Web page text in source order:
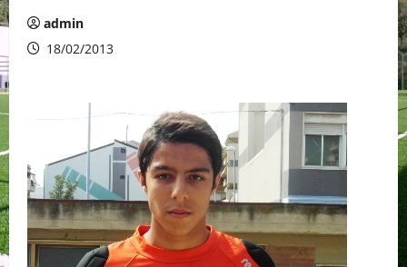
admin
18/02/2013